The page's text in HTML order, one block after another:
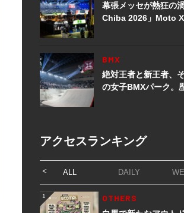
幕張メッセが熱狂の
Chiba 2026」Moto
BMX
絶対王者と新王者、
の女子BMXパーク。
アクセスランキング
ALL DAILY
1 OTHERS